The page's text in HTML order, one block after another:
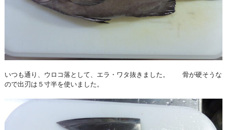
いつも通り、ウロコ落として、エラ・ワタ抜きました。 骨が硬そうな
ので出刃は５寸半を使いました。